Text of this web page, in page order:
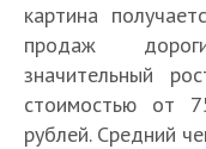
картина
продаж
значительный
стоимостью от
рублей. Средний